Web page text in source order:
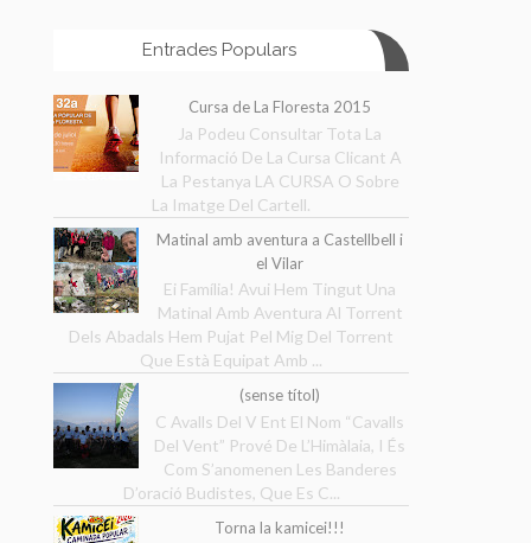
Entrades Populars
Cursa de La Floresta 2015
Ja Podeu Consultar Tota La
Informació De La Cursa Clicant A
La Pestanya LA CURSA O Sobre
La Imatge Del Cartell.
Matinal amb aventura a Castellbell i
el Vilar
Ei Família! Avui Hem Tingut Una
Matinal Amb Aventura Al Torrent
Dels Abadals Hem Pujat Pel Mig Del Torrent
Que Està Equipat Amb ...
(sense títol)
C Avalls Del V Ent El Nom “Cavalls
Del Vent” Prové De L’Himàlaia, I És
Com S’anomenen Les Banderes
D’oració Budistes, Que Es C...
Torna la kamicei!!!